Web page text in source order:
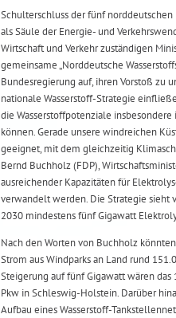
Schulterschluss der fünf
als Säule der Energie- und
Wirtschaft und Verkehr zuständigen
gemeinsame „Norddeutsche
Bundesregierung auf, ihren Vorstoß zu
nationale Wasserstoff-Strategie
die Wasserstoffpotenziale
können. Gerade unsere windreichen
geeignet, mit dem gleichzeitig
Bernd Buchholz (FDP),
ausreichender Kapazitäten für
verwandelt werden. Die Strategie sieht
2030 mindestens fünf Gigawatt
Nach den Worten von Buchholz
Strom aus Windparks an Land rund
Steigerung auf fünf Gigawatt wären
Pkw in Schleswig-Holstein. Darüber
Aufbau eines Wasserstoff-